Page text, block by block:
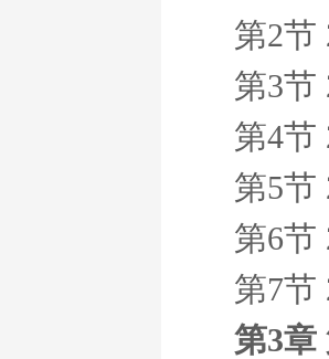
第2节
第3节
第4节
第5节
第6节
第7节
第3章